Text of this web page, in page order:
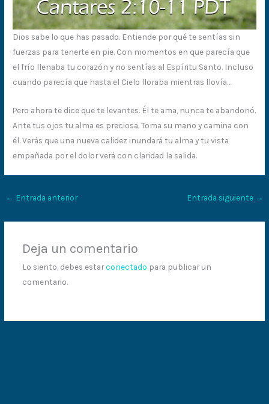
Dios sabe lo que has pasado. Entiende por qué te sentías sin
fuerzas para tenerte en pie. Con momentos en que parecía que
el frío llenaba tu corazón y no sentías al Espíritu Santo. Incluso
cuando parecía que hasta el Cielo lloraba mientras llovía…
Pero ahora te dice que te levantes. Él te ama, nunca te abandonó.
Ante tus ojos tu alma es preciosa. Toma su mano y camina con
él. Verás que una nueva calidez inundará tu alma y tu vista
empañada por el dolor verá con claridad la salida.
← Entrada anterior Entrada siguiente →
Deja un comentario
Lo siento, debes estarconectado para publicar un
comentario.